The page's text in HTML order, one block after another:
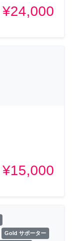
¥24,000
¥15,000
Gold サポーター